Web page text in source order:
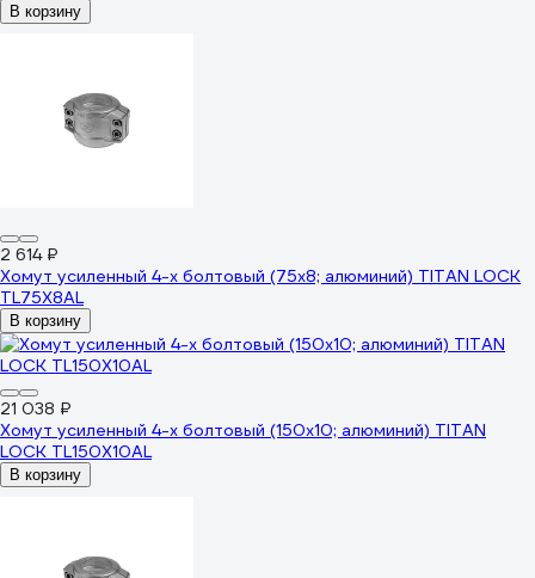
В корзину
2 614 ₽
Хомут усиленный 4-х болтовый (75х8; алюминий) TITAN LOCK
TL75X8AL
В корзину
21 038 ₽
Хомут усиленный 4-х болтовый (150х10; алюминий) TITAN
LOCK TL150X10AL
В корзину